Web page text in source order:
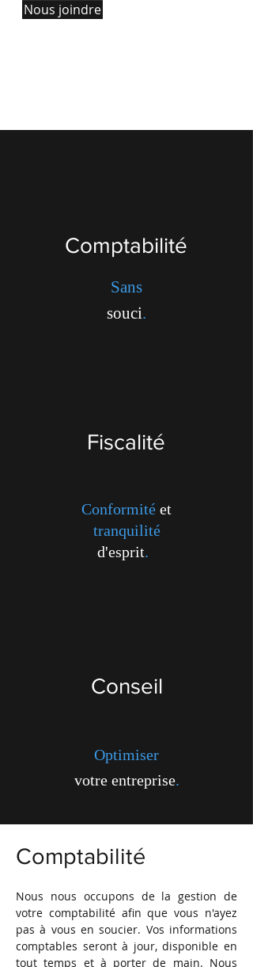
Comptabilité
Nous nous occupons de la gestion de
votre comptabilité afin que vous n'ayez
pas à vous en soucier. Vos informations
comptables seront à jour, disponible en
tout temps et à porter de main. Nous
Comptabilité
Sans
souci.
Fiscalité
Conformité et
tranquilité
d'esprit.
Conseil
Optimiser
votre entreprise.
Nous joindre